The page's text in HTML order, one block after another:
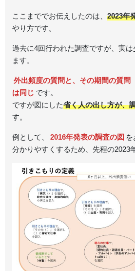
ここまででお伝えしたのは、 2023年
やり方です。
過去に4回行われた調査ですが、実
ます。
外出頻度の質問と、その期間の質問
は同じ です。
ですが図にした省く人の出し方が、
す。
例として、 2016年発表の調査の図 を
分かりやすくするため、先程の2023